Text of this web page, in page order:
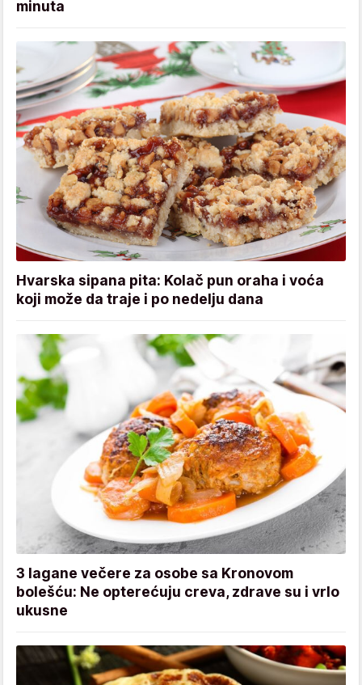
minuta
Hvarska sipana pita: Kolač pun oraha i voća
koji može da traje i po nedelju dana
3 lagane večere za osobe sa Kronovom
bolešću: Ne opterećuju creva, zdrave su i vrlo
ukusne